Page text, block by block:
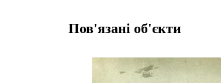
Пов'язані об'єкти